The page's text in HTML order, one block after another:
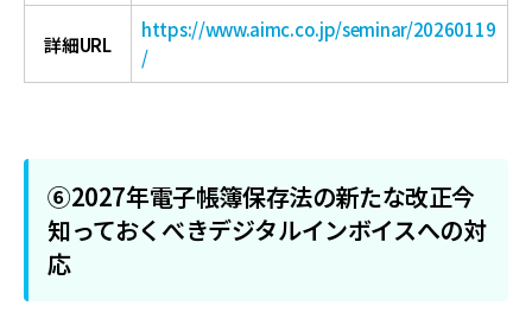
詳細URL
https://www.aimc.co.jp/seminar/20260119
/
⑥2027年電子帳簿保存法の新たな改正今
知っておくべきデジタルインボイスへの対
応